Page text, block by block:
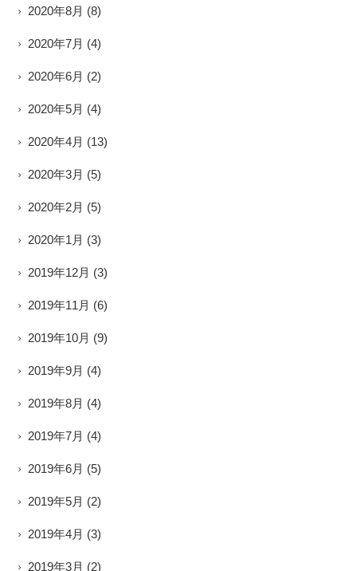
2020年8月 (8)
2020年7月 (4)
2020年6月 (2)
2020年5月 (4)
2020年4月 (13)
2020年3月 (5)
2020年2月 (5)
2020年1月 (3)
2019年12月 (3)
2019年11月 (6)
2019年10月 (9)
2019年9月 (4)
2019年8月 (4)
2019年7月 (4)
2019年6月 (5)
2019年5月 (2)
2019年4月 (3)
2019年3月 (2)